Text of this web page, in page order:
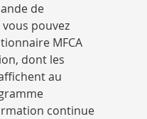
de
pouvez
MFCA
dont les
au
continue